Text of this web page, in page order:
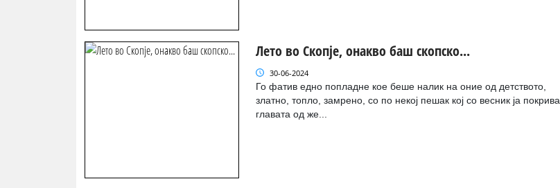
Лето во Скопје, онакво баш скопско...
30-06-2024
Го фатив едно попладне кое беше налик на оние од детството,
златно, топло, замрено, со по некој пешак кој со весник ја покрива
главата од же...